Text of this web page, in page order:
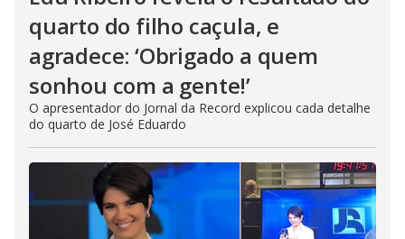
quarto do filho caçula, e
agradece: ‘Obrigado a quem
sonhou com a gente!’
O apresentador do Jornal da Record explicou cada detalhe
do quarto de José Eduardo